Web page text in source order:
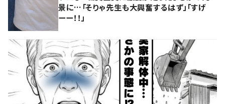
景に…「そりゃ先生も大興奮するはず」「すげ
ーー！！」